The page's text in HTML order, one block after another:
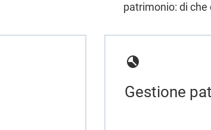
patrimonio: di che
Gestione